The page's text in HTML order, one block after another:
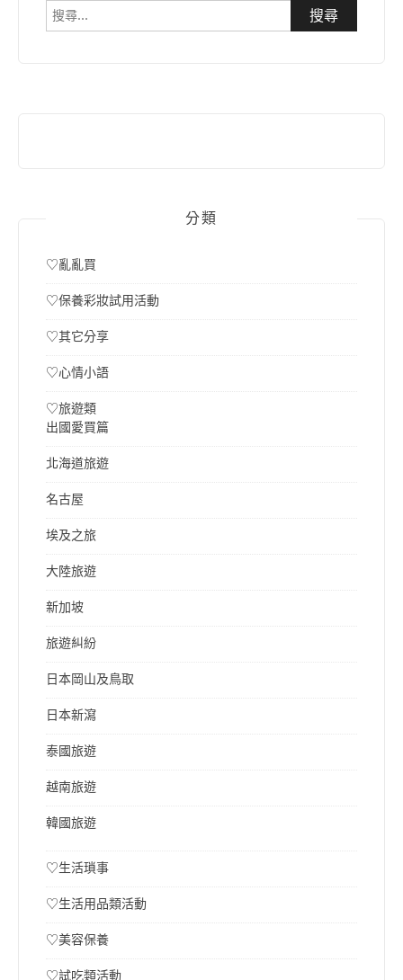
搜
尋
分類
♡亂亂買
♡保養彩妝試用活動
♡其它分享
♡心情小語
♡旅遊類
出國愛買篇
北海道旅遊
名古屋
埃及之旅
大陸旅遊
新加坡
旅遊糾紛
日本岡山及鳥取
日本新瀉
泰國旅遊
越南旅遊
韓國旅遊
♡生活瑣事
♡生活用品類活動
♡美容保養
♡試吃類活動